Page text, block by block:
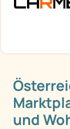
und